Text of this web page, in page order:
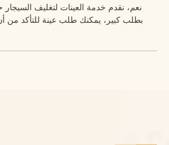
نعم، نقدم خدمة العينات لتغليف
بطلب كبير، يمكنك طلب عينة للتأكد من